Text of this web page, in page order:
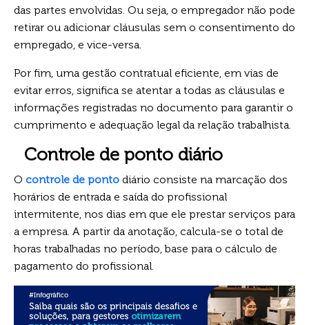
das partes envolvidas. Ou seja, o empregador não pode
retirar ou adicionar cláusulas sem o consentimento do
empregado, e vice-versa.
Por fim, uma gestão contratual eficiente, em vias de
evitar erros, significa se atentar a todas as cláusulas e
informações registradas no documento para garantir o
cumprimento e adequação legal da relação trabalhista.
Controle de ponto diário
O controle de ponto diário consiste na marcação dos
horários de entrada e saída do profissional
intermitente, nos dias em que ele prestar serviços para
a empresa. A partir da anotação, calcula-se o total de
horas trabalhadas no período, base para o cálculo de
pagamento do profissional.